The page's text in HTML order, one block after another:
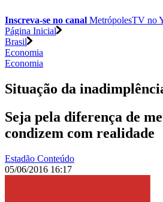
Inscreva-se no canal MetrópolesTV no
Página Inicial
Brasil
Economia
Economia
Situação da
Seja pela diferença de
condizem com realidade
Estadão Conteúdo
05/06/2016 16:17